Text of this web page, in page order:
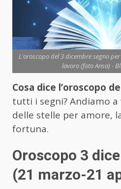
L'oroscopo del 3 dicembre segno
lavoro (foto Ansa) -
Cosa dice l’oroscopo
tutti i segni? Andiamo
delle stelle per amore,
fortuna.
Oroscopo 3
(21 marzo-21